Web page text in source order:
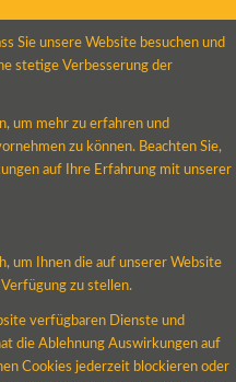
Sie unsere Website besuchen und
stetige Verbesserung der
um mehr zu erfahren und
zu können. Beachten Sie,
auf Ihre Erfahrung mit unserer
um Ihnen die auf unserer Website
zu stellen.
verfügbaren Dienste und
die Ablehnung Auswirkungen auf
Cookies jederzeit blockieren oder